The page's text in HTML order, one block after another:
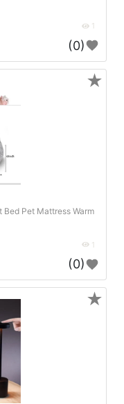
1
(0)
Pet Mattress Warm
1
(0)
★
★